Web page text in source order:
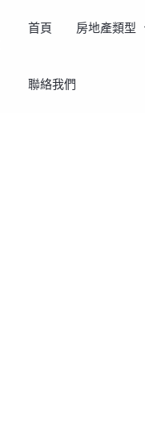
首頁 房地產類型
聯絡我們